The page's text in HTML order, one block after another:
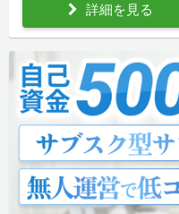
詳細を見る